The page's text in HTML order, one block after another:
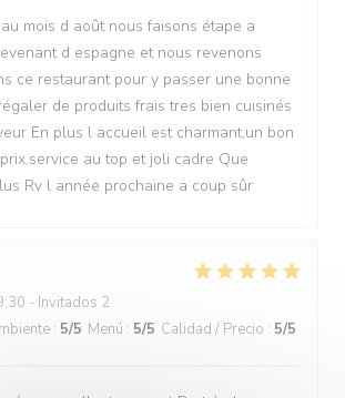
mois d août nous faisons étape a
d espagne et nous revenons
ce restaurant pour y passer une bonne
de produits frais tres bien cuisinés
En plus l accueil est charmant,un bon
au top et joli cadre Que
Rv l année prochaine a coup sûr
- Invitados 2
: 5/5 Menú : 5/5 Calidad / Precio : 5/5